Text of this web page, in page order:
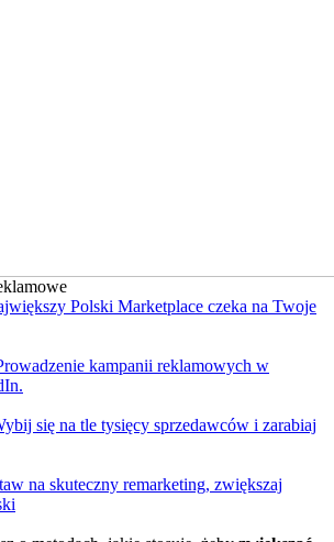
Polski Marketplace czeka na Twoje
kampanii reklamowych w
się na tle tysięcy sprzedawców i zarabiaj
na skuteczny remarketing, zwiększaj